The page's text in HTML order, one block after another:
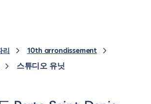
리
10th arrondissement
스튜디오 유닛